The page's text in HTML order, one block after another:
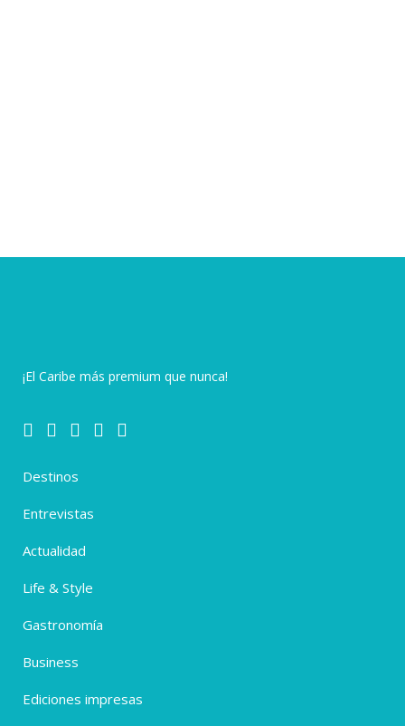
¡El Caribe más premium que nunca!
Destinos
Entrevistas
Actualidad
Life & Style
Gastronomía
Business
Ediciones impresas